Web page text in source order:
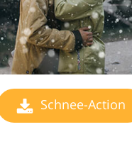
Schnee-Action